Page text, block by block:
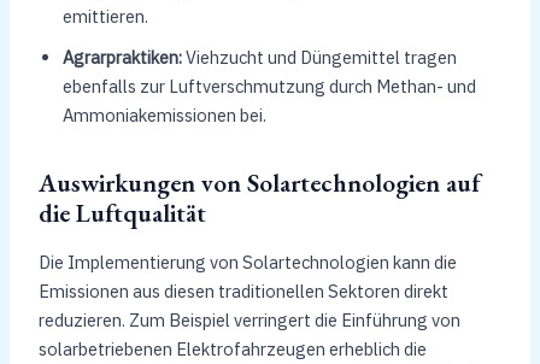
emittieren.
Agrarpraktiken:Viehzucht und Düngemittel tragen
ebenfalls zur Luftverschmutzung durch Methan- und
Ammoniakemissionen bei.
Auswirkungen von Solartechnologien auf
die Luftqualität
Die Implementierung von Solartechnologien kann die
Emissionen aus diesen traditionellen Sektoren direkt
reduzieren. Zum Beispiel verringert die Einführung von
solarbetriebenen Elektrofahrzeugen erheblich die